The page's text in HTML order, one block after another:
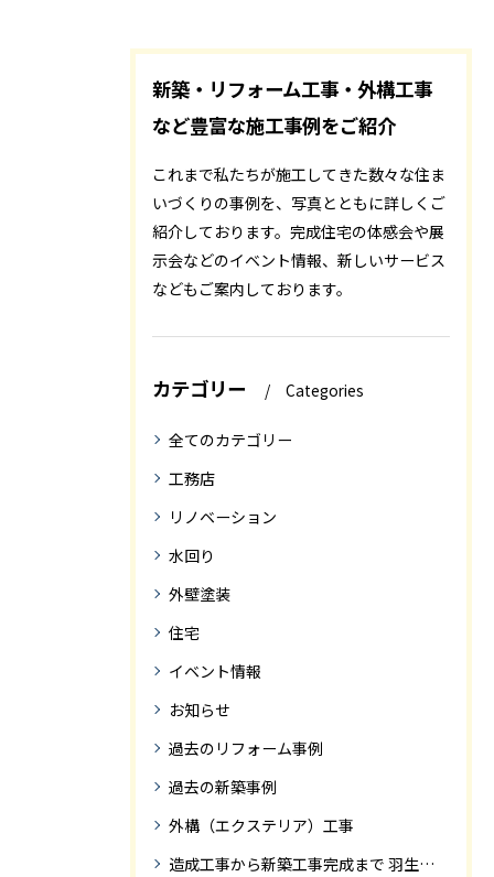
新築・リフォーム工事・外構工事
など豊富な施工事例をご紹介
これまで私たちが施工してきた数々な住ま
いづくりの事例を、写真とともに詳しくご
紹介しております。完成住宅の体感会や展
示会などのイベント情報、新しいサービス
などもご案内しております。
カテゴリー Categories
全てのカテゴリー
工務店
リノベーション
水回り
外壁塗装
住宅
イベント情報
お知らせ
過去のリフォーム事例
過去の新築事例
外構（エクステリア）工事
造成工事から新築工事完成まで 羽生市Ｓ様邸新築工事・